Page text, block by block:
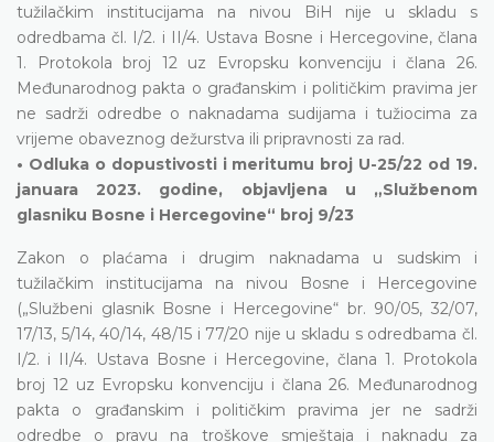
tužilačkim institucijama na nivou BiH nije u skladu s
odredbama čl. I/2. i II/4. Ustava Bosne i Hercegovine, člana
1. Protokola broj 12 uz Evropsku konvenciju i člana 26.
Međunarodnog pakta o građanskim i političkim pravima jer
ne sadrži odredbe o naknadama sudijama i tužiocima za
vrijeme obaveznog dežurstva ili pripravnosti za rad.
• Odluka o dopustivosti i meritumu broj U-25/22 od 19.
januara 2023. godine, objavljena u „Službenom
glasniku Bosne i Hercegovine“ broj 9/23
Zakon o plaćama i drugim naknadama u sudskim i
tužilačkim institucijama na nivou Bosne i Hercegovine
(„Službeni glasnik Bosne i Hercegovine“ br. 90/05, 32/07,
17/13, 5/14, 40/14, 48/15 i 77/20 nije u skladu s odredbama čl.
I/2. i II/4. Ustava Bosne i Hercegovine, člana 1. Protokola
broj 12 uz Evropsku konvenciju i člana 26. Međunarodnog
pakta o građanskim i političkim pravima jer ne sadrži
odredbe o pravu na troškove smještaja i naknadu za